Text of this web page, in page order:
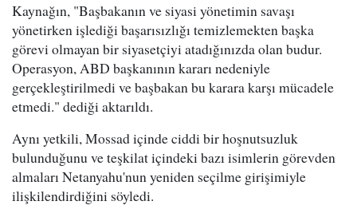
Kaynağın, "Başbakanın ve siyasi yönetimin savaşı
yönetirken işlediği başarısızlığı temizlemekten başka
görevi olmayan bir siyasetçiyi atadığınızda olan budur.
Operasyon, ABD başkanının kararı nedeniyle
gerçekleştirilmedi ve başbakan bu karara karşı mücadele
etmedi." dediği aktarıldı.
Aynı yetkili, Mossad içinde ciddi bir hoşnutsuzluk
bulunduğunu ve teşkilat içindeki bazı isimlerin görevden
almaları Netanyahu'nun yeniden seçilme girişimiyle
ilişkilendirdiğini söyledi.